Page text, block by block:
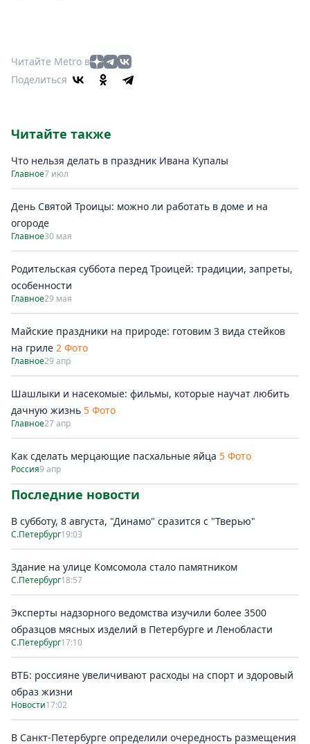
Читайте Metro в
Поделиться
Читайте также
Что нельзя делать в праздник Ивана Купалы
Главное7 июл
День Святой Троицы: можно ли работать в доме и на
огороде
Главное30 мая
Родительская суббота перед Троицей: традиции, запреты,
особенности
Главное29 мая
Майские праздники на природе: готовим 3 вида стейков
на гриле 2 Фото
Главное29 апр
Шашлыки и насекомые: фильмы, которые научат любить
дачную жизнь 5 Фото
Главное27 апр
Как сделать мерцающие пасхальные яйца 5 Фото
Россия9 апр
Последние новости
В субботу, 8 августа, "Динамо" сразится с "Тверью"
С.Петербург19:03
Здание на улице Комсомола стало памятником
С.Петербург18:57
Эксперты надзорного ведомства изучили более 3500
образцов мясных изделий в Петербурге и Ленобласти
С.Петербург17:10
ВТБ: россияне увеличивают расходы на спорт и здоровый
образ жизни
Новости17:02
В Санкт-Петербурге определили очередность размещения